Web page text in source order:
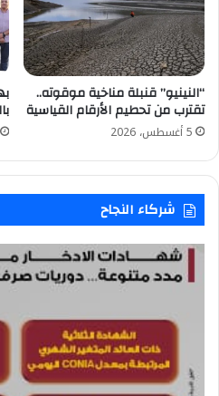
“النينيو” قنبلة مناخية موقوته..
تقترب من تحطيم الأرقام القياسية
5 أغسطس، 2026
شركاء النجاح